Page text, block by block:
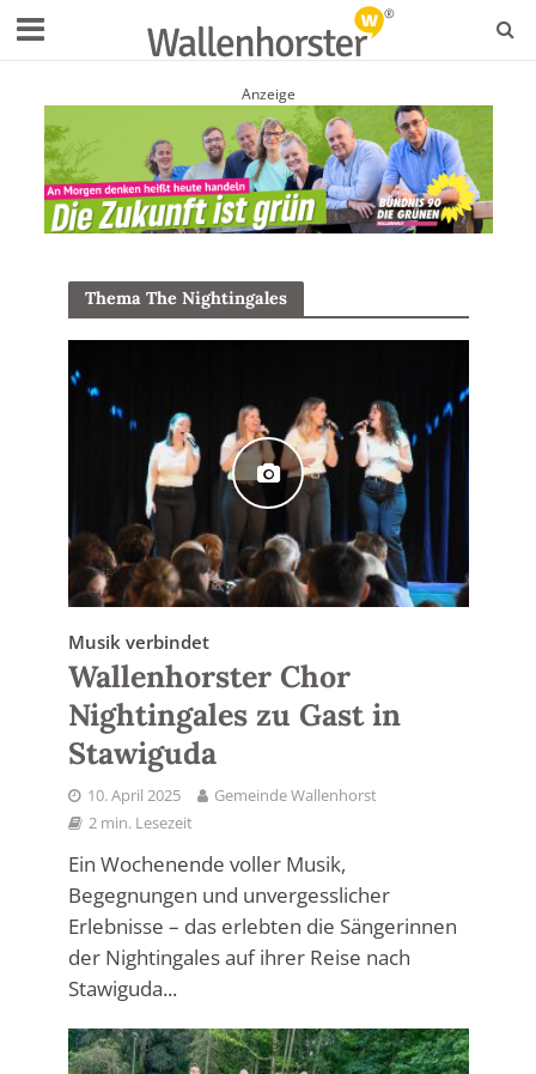
Anzeige
Thema The Nightingales
Musik verbindet
Wallenhorster Chor
Nightingales zu Gast in
Stawiguda
10. April 2025
Gemeinde Wallenhorst
2 min. Lesezeit
Ein Wochenende voller Musik,
Begegnungen und unvergesslicher
Erlebnisse – das erlebten die Sängerinnen
der Nightingales auf ihrer Reise nach
Stawiguda...